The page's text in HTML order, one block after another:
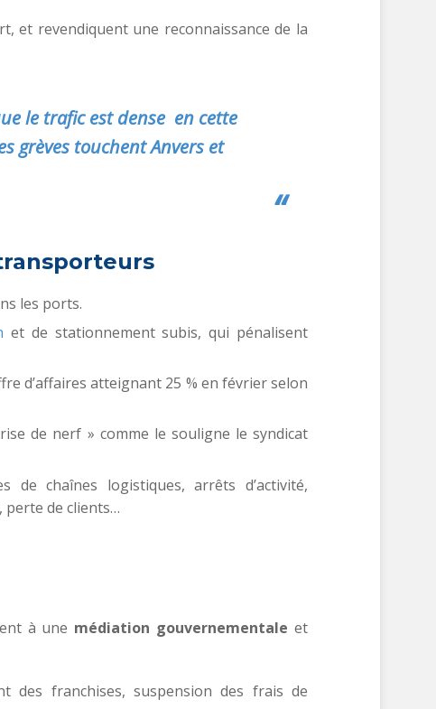
et revendiquent une reconnaissance de la
le trafic est dense en cette
grèves touchent Anvers et
les ports.
et de stationnement subis, qui pénalisent
d’affaires atteignant 25 % en février selon
de nerf » comme le souligne le syndicat
de chaînes logistiques, arrêts d’activité,
perte de clients…
à une médiation gouvernementale et
des franchises, suspension des frais de